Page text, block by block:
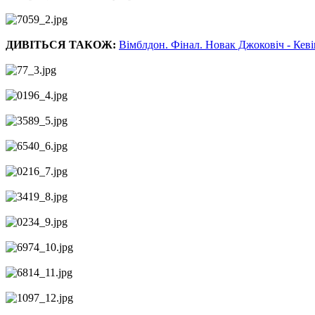
ДИВІТЬСЯ ТАКОЖ: Вімблдон. Фінал. Новак Джоковіч -